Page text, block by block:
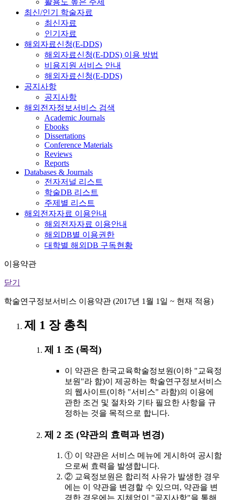
활용도 높은 주제
최신/인기 학술자료
최신자료
인기자료
해외자료신청(E-DDS)
해외자료신청(E-DDS) 이용 방법
비용지원 서비스 안내
해외자료신청(E-DDS)
공지사항
공지사항
해외전자정보서비스 검색
Academic Journals
Ebooks
Dissertations
Conference Materials
Reviews
Reports
Databases & Journals
전자저널 리스트
학술DB 리스트
주제별 리스트
해외전자자료 이용안내
해외전자자료 이용안내
해외DB별 이용권한
대학별 해외DB 구독현황
이용약관
닫기
학술연구정보서비스 이용약관 (2017년 1월 1일 ~ 현재 적용)
제 1 장 총칙
제 1 조 (목적)
이 약관은 한국교육학술정보원(이하 "교육정
보원"라 함)이 제공하는 학술연구정보서비스
의 웹사이트(이하 "서비스" 라함)의 이용에
관한 조건 및 절차와 기타 필요한 사항을 규
정하는 것을 목적으로 합니다.
제 2 조 (약관의 효력과 변경)
① 이 약관은 서비스 메뉴에 게시하여 공시함
으로써 효력을 발생합니다.
② 교육정보원은 합리적 사유가 발생한 경우
에는 이 약관을 변경할 수 있으며, 약관을 변
경한 경우에는 지체없이 "공지사항"을 통해